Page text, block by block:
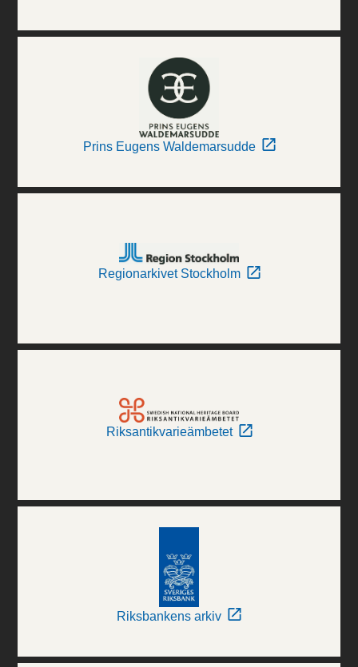
Prins Eugens Waldemarsudde
Regionarkivet Stockholm
Riksantikvarieämbetet
Riksbankens arkiv